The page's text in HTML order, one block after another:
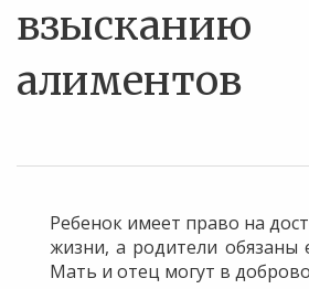
взысканию
алиментов
Ребенок имеет право на
жизни, а родители обязаны
Мать и отец могут в